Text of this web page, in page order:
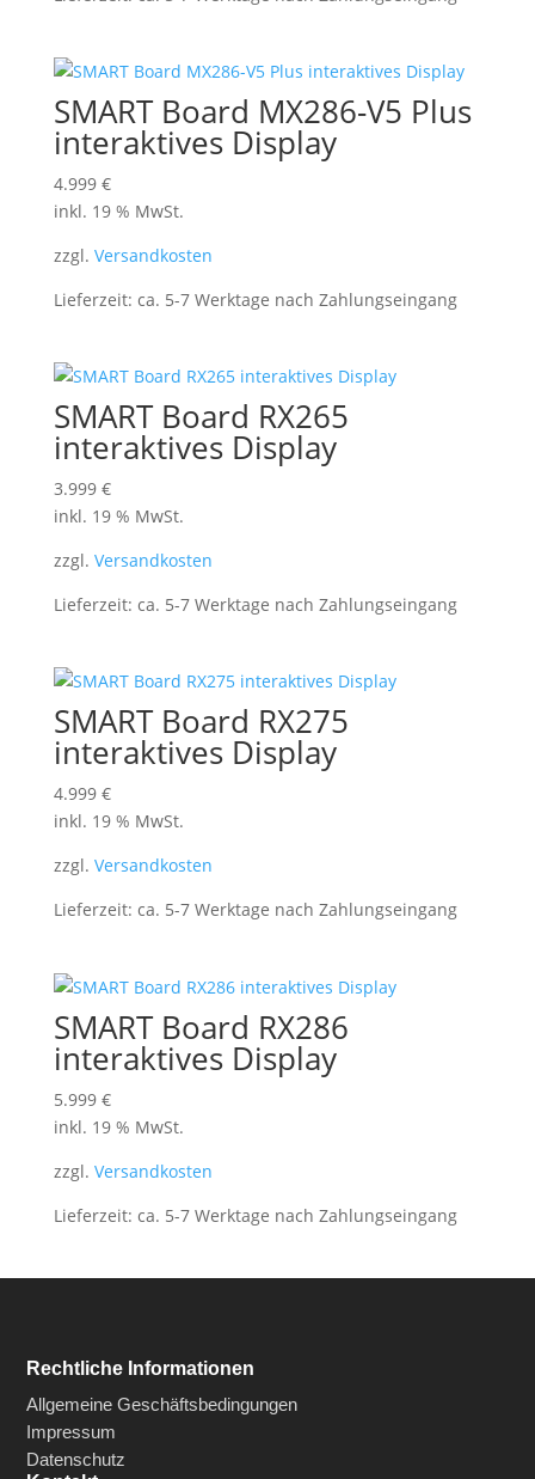
SMART Board MX286-V5 Plus
interaktives Display
4.999 €
inkl. 19 % MwSt.
zzgl. Versandkosten
Lieferzeit: ca. 5-7 Werktage nach Zahlungseingang
SMART Board RX265
interaktives Display
3.999 €
inkl. 19 % MwSt.
zzgl. Versandkosten
Lieferzeit: ca. 5-7 Werktage nach Zahlungseingang
SMART Board RX275
interaktives Display
4.999 €
inkl. 19 % MwSt.
zzgl. Versandkosten
Lieferzeit: ca. 5-7 Werktage nach Zahlungseingang
SMART Board RX286
interaktives Display
5.999 €
inkl. 19 % MwSt.
zzgl. Versandkosten
Lieferzeit: ca. 5-7 Werktage nach Zahlungseingang
Rechtliche Informationen
Allgemeine Geschäftsbedingungen
Impressum
Datenschutz